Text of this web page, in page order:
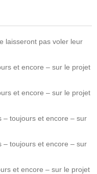
laisseront pas voler leur
et encore – sur le projet
et encore – sur le projet
– toujours et encore – sur
– toujours et encore – sur
et encore – sur le projet